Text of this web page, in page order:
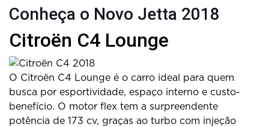
Conheça o Novo Jetta 2018
Citroën C4 Lounge
O Citroën C4 Lounge é o carro ideal para quem
busca por esportividade, espaço interno e custo-
benefício. O motor flex tem a surpreendente
potência de 173 cv, graças ao turbo com injeção